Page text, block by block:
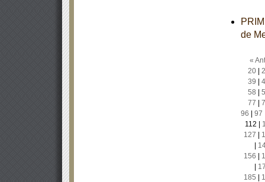
de
«
20|
39
58
77
96
97
112
127
156
185